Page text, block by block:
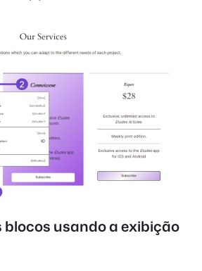
blocos usando a exibição